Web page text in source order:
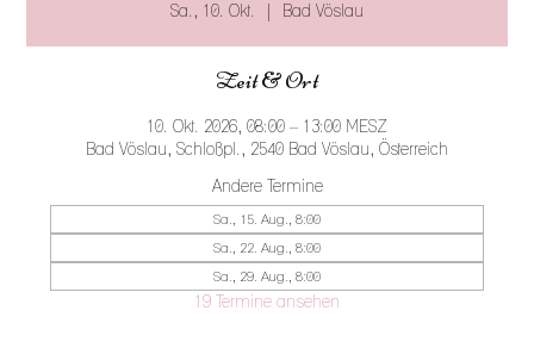
Sa., 10. Okt. Bad Vöslau
Zeit & Ort
10. Okt. 2026, 08:00 – 13:00 MESZ
Bad Vöslau, Schloßpl., 2540 Bad Vöslau, Österreich
Andere Termine
Sa., 15. Aug., 8:00
Sa., 22. Aug., 8:00
Sa., 29. Aug., 8:00
19 Termine ansehen